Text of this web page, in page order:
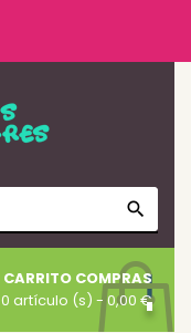
search
CARRITO COMPRAS
0 artículo (s) - 0,00 €